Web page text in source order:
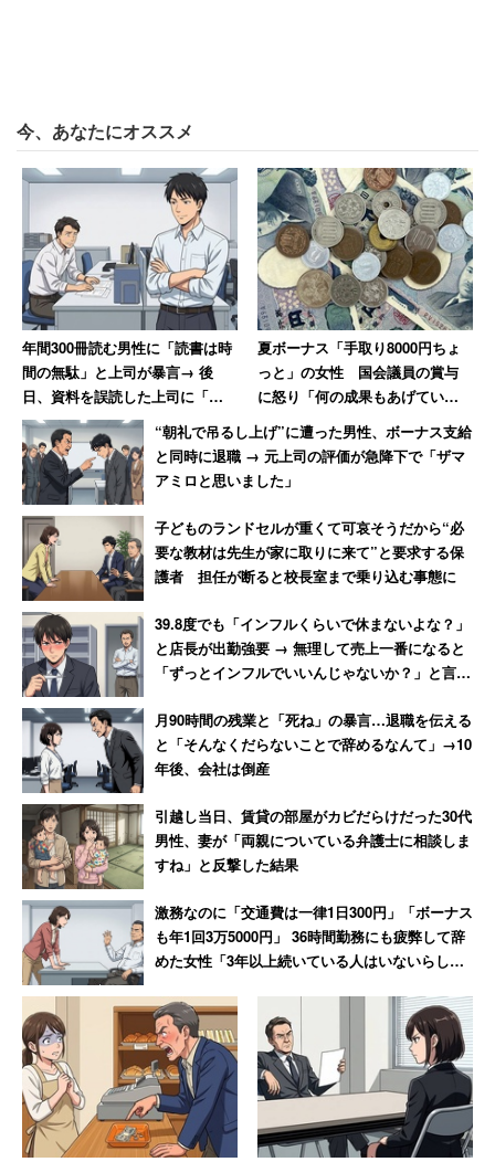
然である、という風土があります。勤続5年以上の人
は5日連続の有休を年1回取る権利があり、毎年確実
に取得できます。私の職場はメンバー全員が年間の
有休を100％消化しています」
（技術関連職 30代前半 男性 年収600万円）
「サービス残業等はできないようにしっかり勤怠管
理されているので、働いたぶんはきっちりもらえま
す。忙しい部署では、年間360時間の残業を超えな
いように業務調整などに苦労することもあるようで
す。フレックスタイムも導入され、時間を個人で調
整できるのは嬉しい。働き方も多様性があります」
（研究開発 20代前半 男性 年収700万円）
2位：トヨタ自動車
（3.62点）
～世界販売台数、約1000万台～
日本を代表するグローバル企業「トヨタ自動車」
（TOYOTA）は2位。毎月45時間分の残業代支給を保証す
る制度や、在宅勤務制度の対象拡大等を推進しているす。
事業所内の託児施設にも力を入れており、2018年には病
院と連携し、早朝・宿泊保育が可能な保育施設も新設。評
価項目別では「給与の満足度」「仕事のやりがい」「スト
レス度の低さ」でトップとなっている。
「（社風について）当然、求められるものはレベル
が高い。それに対応するためモチベーションも高
く、ルールもしっかり守るので会社に対して失望す
ることはなかった。バブル崩壊やリーマンショック
の後も暗くなることはなかった。会社や組合の行事
も多く、家族も参加できるので家族で『この会社に
世話になっている』と思うことができた」
今、あなたにオススメ
年間300冊読む男性に「読書は時
間の無駄」と上司が暴言→ 後
日、資料を誤読した上司に「時
間の無駄ですもんね！」と皮肉
を放つ
夏ボーナス「手取り8000円ちょ
っと」の女性 国会議員の賞与
に怒り「何の成果もあげていな
いのに、なんなら寝ているの
に」
“朝礼で吊るし上げ”に遭った男性、ボーナス支給
と同時に退職 → 元上司の評価が急降下で「ザマ
アミロと思いました」
子どものランドセルが重くて可哀そうだから“必
要な教材は先生が家に取りに来て”と要求する保
護者 担任が断ると校長室まで乗り込む事態に
39.8度でも「インフルくらいで休まないよな？」
と店長が出勤強要 → 無理して売上一番になると
「ずっとインフルでいいんじゃないか？」と言わ
月90時間の残業と「死ね」の暴言…退職を伝える
と「そんなくだらないことで辞めるなんて」→10
年後、会社は倒産
引越し当日、賃貸の部屋がカビだらけだった30代
男性、妻が「両親についている弁護士に相談しま
すね」と反撃した結果
激務なのに「交通費は一律1日300円」「ボーナス
も年1回3万5000円」 36時間勤務にも疲弊して辞
めた女性「3年以上続いている人はいないらし